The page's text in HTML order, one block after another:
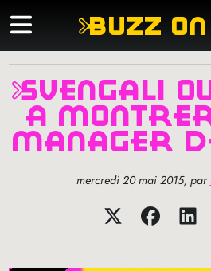
buzz
svengali ou le film
à
manager
mercredi 20 mai 2015, par